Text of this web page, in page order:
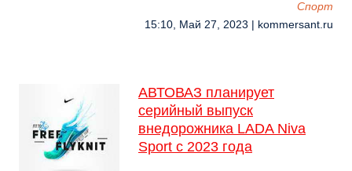
Спорт
15:10, Май 27, 2023 | kommersant.ru
АВТОВАЗ планирует
серийный выпуск
внедорожника LADA Niva
Sport с 2023 года